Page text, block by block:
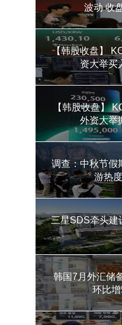
波动 收
【韩股收盘】
资大举买
【韩股收盘】
外资大举
调查：中秋节假
游热
三星SDS牵头建
韩国7月外汇储
环比